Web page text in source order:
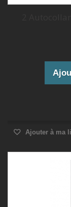
Ajouter à ma